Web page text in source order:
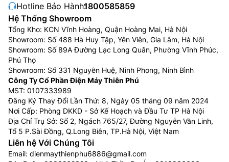
Hotline Bảo Hành:1800585859
Hệ Thống Showroom
Tổng Kho: KCN Vĩnh Hoàng, Quận Hoàng Mai, Hà Nội
Showroom: Số 488 Hà Huy Tập, Yên Viên, Gia Lâm, Hà Nội
Showroom: Số 89A Đường Lạc Long Quân, Phường Vĩnh Phúc,
Phú Thọ
Showroom: Số 331 Nguyễn Huệ, Ninh Phong, Ninh Bình
Công Ty Cổ Phần Điện Máy Thiên Phú
MST: 0107333989
Đăng Ký Thay Đổi Lần Thứ: 8, Ngày 05 tháng 09 năm 2024
Nơi Cấp: Phòng DKKD - Sở Kế Hoạch và Đầu Tư TP Hà Nội
Địa Chỉ Trụ Sở: Số 2, Ngách 765/27, Đường Nguyễn Văn Linh,
Tổ 5 P.Sài Đồng, Q.Long Biên, TP.Hà Nội, Việt Nam
Liên hệ Với Chúng Tôi
Email: dienmaythienphu6886@gmail.com